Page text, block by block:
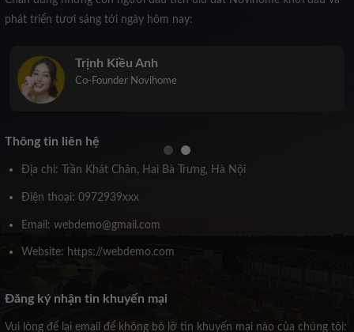
phát triển tươi sáng tới ngày hôm nay:
Trịnh Kiều Anh
Co-Founder Novihome
Thông tin liên hệ
Địa chỉ: Trần Khát Chân, Hai Bà Trưng, Hà Nội
Điện thoại: 0972939xxx
Email: webdemo@gmail.com
Website: https://webdemo.com
Đăng ký nhận tin khuyến mại
Vui lòng để lại email để không bỏ lỡ tin khuyến mại nào của chúng tôi: